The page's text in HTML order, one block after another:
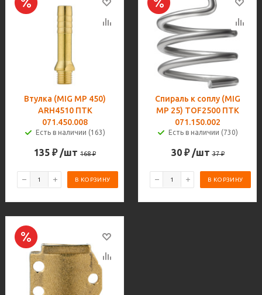
Втулка (MIG MP 450)
ARH4510 ПТК
071.450.008
Есть в наличии (163)
135 ₽ /шт 168₽
В КОРЗИНУ
Спираль к соплу (MIG
MP 25) TOF2500 ПТК
071.150.002
Есть в наличии (730)
30₽ /шт 37₽
В КОРЗИНУ